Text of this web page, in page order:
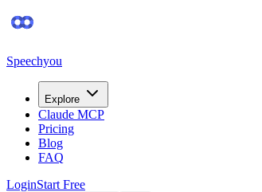
Speechyou
Explore
Claude MCP
Pricing
Blog
FAQ
LoginStart Free